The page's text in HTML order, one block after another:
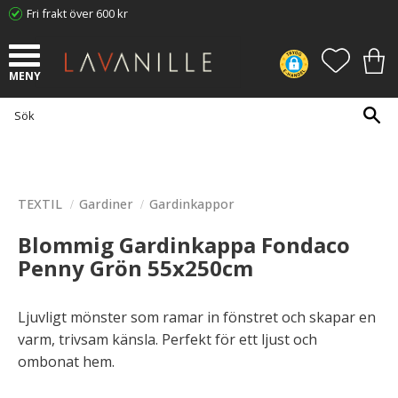
Fri frakt över 600 kr
TEXTIL Gardiner Gardinkappor
Blommig Gardinkappa Fondaco
Penny Grön 55x250cm
Ljuvligt mönster som ramar in fönstret och skapar en
varm, trivsam känsla. Perfekt för ett ljust och
ombonat hem.